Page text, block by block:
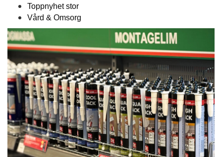
Toppnyhet stor
Vård & Omsorg